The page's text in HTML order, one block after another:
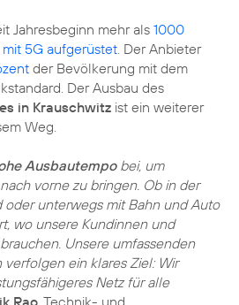
Jahresbeginn mehr als 1000
5G aufgerüstet . Der Anbieter
der Bevölkerung mit dem
Der Ausbau des
in Krauschwitz ist ein weiterer
Weg.
Ausbautempobei, um
vorne zu bringen. Ob in der
oder unterwegs mit Bahn und Auto
wo unsere Kundinnen und
Unsere umfassenden
verfolgen ein klares Ziel: Wir
Netz für alle
Rao, Technik- und